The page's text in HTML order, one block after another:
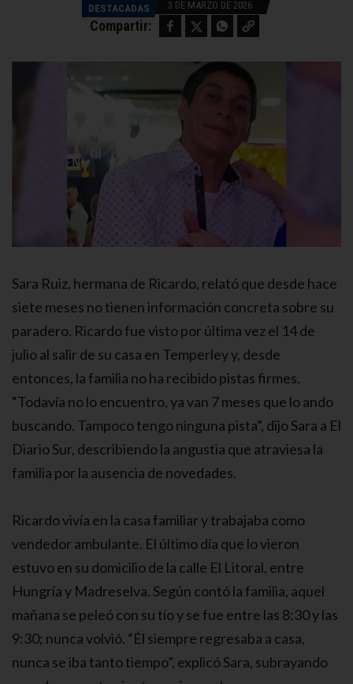
DESTACADAS 3 DE MARZO DE 2026
Compartir: Facebook Twitter WhatsApp Copy link
Sara Ruiz, hermana de Ricardo, relató que desde hace
siete meses no tienen información concreta sobre su
paradero. Ricardo fue visto por última vez el 14 de
julio al salir de su casa en Temperley y, desde
entonces, la familia no ha recibido pistas firmes.
“Todavía no lo encuentro, ya van 7 meses que lo ando
buscando. Tampoco tengo ninguna pista”, dijo Sara a El
Diario Sur, describiendo la angustia que atraviesa la
familia por la ausencia de novedades.
Ricardo vivía en la casa familiar y trabajaba como
vendedor ambulante. El último día que lo vieron
estuvo en su domicilio de la calle El Litoral, entre
Hungría y Madreselva. Según contó la familia, aquel
mañana se peleó con su tío y se fue entre las 8:30 y las
9:30; nunca volvió. “Él siempre regresaba a casa,
nunca se iba tanto tiempo”, explicó Sara, subrayando